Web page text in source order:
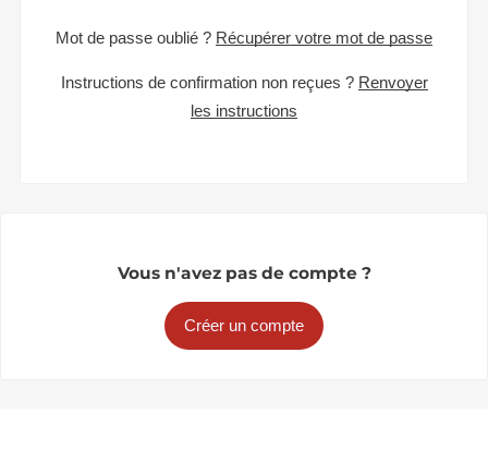
Mot de passe oublié ? Récupérer votre mot de passe
Instructions de confirmation non reçues ? Renvoyer
les instructions
Vous n'avez pas de compte ?
Créer un compte